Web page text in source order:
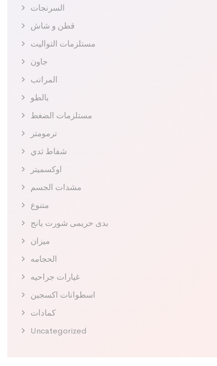
السرنجات
قطن و شاش
مستلزمات التواليت
جاون
المراتب
بالطو
مستلزمات الضغط
ترمومتر
شفاط ثدي
اوكسميتر
مشدات الجسم
متنوع
بدى حريمى شورت يانج
ميزان
الحجامه
غيارات جراحيه
اسطوانات اكسجين
كمادات
Uncategorized